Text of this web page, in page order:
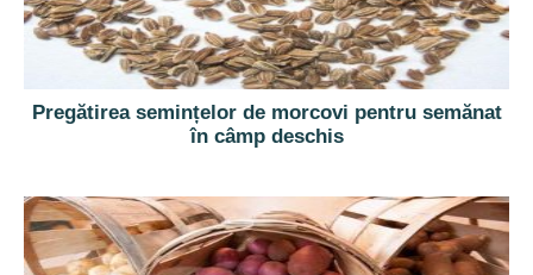
Pregătirea semințelor de morcovi pentru semănat
în câmp deschis